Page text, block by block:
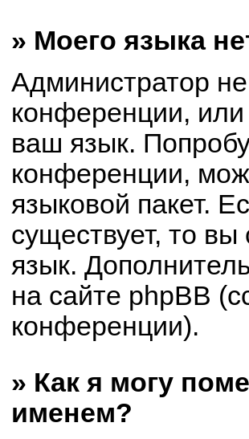
» Моего языка
Администратор
конференции,
ваш язык.
конференции,
языковой пакет.
существует, то
язык.
на сайте phpBB
конференции).
» Как я могу
именем?